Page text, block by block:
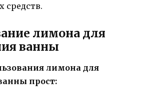
средств.
лимона для
ванны
лимона для
прост: